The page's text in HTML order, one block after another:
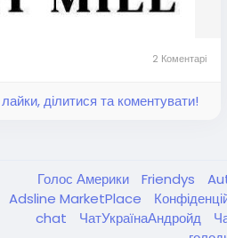
2 Коментарі
ділитися та коментувати!
Голос Америки Friendys
Adsline MarketPlace
chat
ЧатУкраїнаАндройд